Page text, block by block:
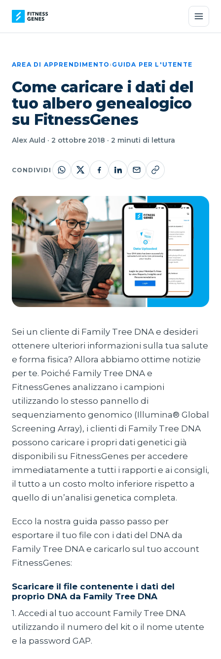
AREA DI APPRENDIMENTO›GUIDA PER L'UTENTE
Come caricare i dati del
tuo albero genealogico
su FitnessGenes
Alex Auld · 2 ottobre 2018 · 2 minuti di lettura
CONDIVIDI
Sei un cliente di Family Tree DNA e desideri
ottenere ulteriori informazioni sulla tua salute
e forma fisica? Allora abbiamo ottime notizie
per te. Poiché Family Tree DNA e
FitnessGenes analizzano i campioni
utilizzando lo stesso pannello di
sequenziamento genomico (Illumina® Global
Screening Array), i clienti di Family Tree DNA
possono caricare i propri dati genetici già
disponibili su FitnessGenes per accedere
immediatamente a tutti i rapporti e ai consigli,
il tutto a un costo molto inferiore rispetto a
quello di un’analisi genetica completa.
Ecco la nostra guida passo passo per
esportare il tuo file con i dati del DNA da
Family Tree DNA e caricarlo sul tuo account
FitnessGenes:
Scaricare il file contenente i dati del
proprio DNA da Family Tree DNA
1. Accedi al tuo account Family Tree DNA
utilizzando il numero del kit o il nome utente
e la password GAP.